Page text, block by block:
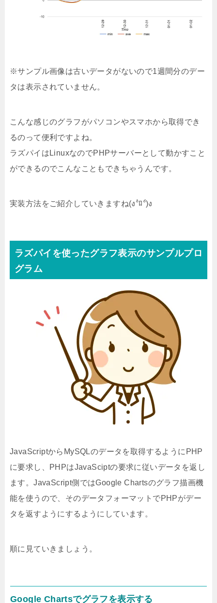
※サンプル画像は古いデータがないので1週間分のデー
タは表示されていません。
こんな感じのグラフがパソコンやスマホから取得でき
るのって便利ですよね。
ラズパイはLinuxなのでPHPサーバーとして動かすこと
ができるのでこんなこともできちゃうんです。
実装方法をご紹介していきますね(ง°̀ﾛ°́)ง
ラズパイを使ったグラフ表示のサンプルプロ
グラム
JavaScriptからMySQLのデータを取得するようにPHP
に要求し、PHPはJavaSciptの要求に従いデータを返し
ます。JavaScript側ではGoogle Chartsのグラフ描画機
能を使うので、そのデータフォーマットでPHPがデー
タを返すようにするようにしています。
順に見ていきましょう。
Google Chartsでグラフを表示する